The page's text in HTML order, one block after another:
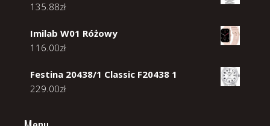
135.88zł
Imilab W01 Różowy
116.00zł
Festina 20438/1 Classic F20438 1
229.00zł